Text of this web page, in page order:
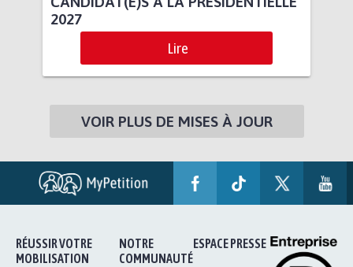
2027
Lire
VOIR PLUS DE MISES À JOUR
RÉUSSIR VOTRE
MOBILISATION
NOTRE
COMMUNAUTÉ
ESPACE PRESSE